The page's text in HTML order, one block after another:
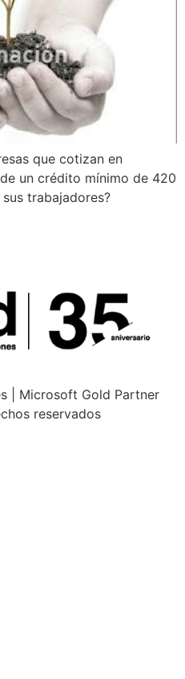
que cotizan en
un crédito mínimo de 420
trabajadores?
| Microsoft Gold Partner
reservados